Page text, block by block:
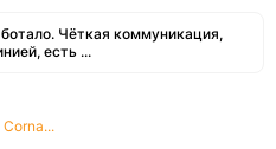
Чёткая коммуникация,
есть ...